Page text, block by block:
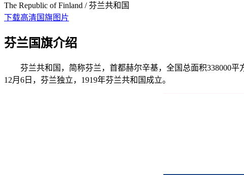
The Republic of Finland / 芬兰共和国
下载高清国旗图片
芬兰国旗介绍
芬兰共和国，简称芬兰，首都赫尔辛基，全国总面积338000平
12月6日，芬兰独立，1919年芬兰共和国成立。